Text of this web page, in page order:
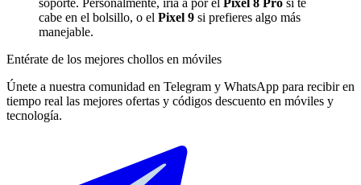
soporte. Personalmente, iría a por el Pixel 8 Pro si te
cabe en el bolsillo, o el Pixel 9 si prefieres algo más
manejable.
Entérate de los mejores chollos en móviles
Únete a nuestra comunidad en Telegram y WhatsApp para recibir en
tiempo real las mejores ofertas y códigos descuento en móviles y
tecnología.